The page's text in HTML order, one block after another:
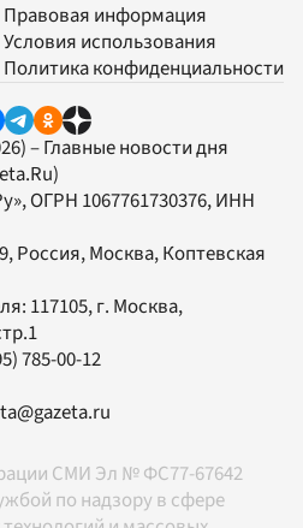
Правовая информация
Условия использования
Политика конфиденциальности
– Главные новости дня
, ОГРН 1067761730376, ИНН
Россия, Москва, Коптевская
117105, г. Москва,
785-00-12
СМИ Эл № ФС77-67642
по надзору в сфере